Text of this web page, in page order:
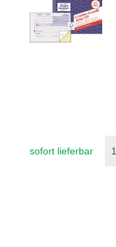
sofort lieferbar